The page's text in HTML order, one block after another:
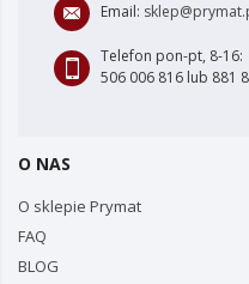
Email:
Telefon pon-pt, 8-16:
506 006 816 lub 881
O NAS
O sklepie Prymat
FAQ
BLOG